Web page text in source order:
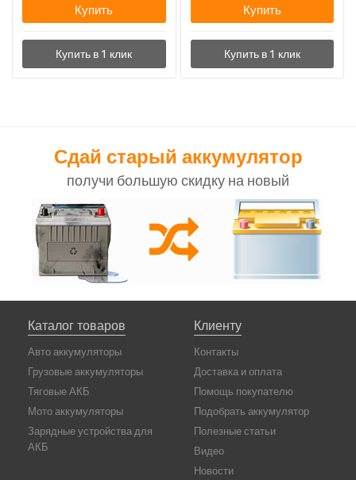
Купить Купить
Сдай старый аккумулятор
получи большую скидку на новый
Каталог товаров
Авто аккумуляторы
Грузовые аккумуляторы
Тяговые АКБ
Мото аккумуляторы
Зарядные устройства для
АКБ
Клиенту
Контакты
Доставка и оплата
Помощь покупателю
Подобрать аккумулятор
Полезные статьи
Видео
Новости